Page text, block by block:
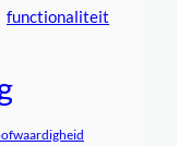
functionaliteit